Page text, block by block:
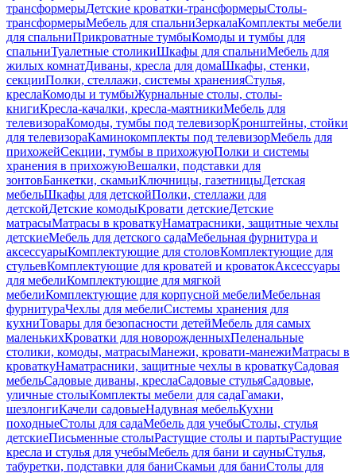
трансформерыДетские кроватки-трансформерыСтолы-
трансформерыМебель для спальниЗеркалаКомплекты мебели
для спальниПрикроватные тумбыКомоды и тумбы для
спальниТуалетные столикиШкафы для спальниМебель для
жилых комнатДиваны, кресла для домаШкафы, стенки,
секцииПолки, стеллажи, системы храненияСтулья,
креслаКомоды и тумбыЖурнальные столы, столы-
книгиКресла-качалки, кресла-маятникиМебель для
телевизораКомоды, тумбы под телевизорКронштейны, стойки
для телевизораКаминокомплекты под телевизорМебель для
прихожейСекции, тумбы в прихожуюПолки и системы
хранения в прихожуюВешалки, подставки для
зонтовБанкетки, скамьиКлючницы, газетницыДетская
мебельШкафы для детскойПолки, стеллажи для
детскойДетские комодыКровати детскиеДетские
матрасыМатрасы в кроваткуНаматрасники, защитные чехлы
детскиеМебель для детского садаМебельная фурнитура и
аксессуарыКомплектующие для столовКомплектующие для
стульевКомплектующие для кроватей и кроватокАксессуары
для мебелиКомплектующие для мягкой
мебелиКомплектующие для корпусной мебелиМебельная
фурнитураЧехлы для мебелиСистемы хранения для
кухниТовары для безопасности детейМебель для самых
маленькихКроватки для новорожденныхПеленальные
столики, комоды, матрасыМанежи, кровати-манежиМатрасы в
кроваткуНаматрасники, защитные чехлы в кроваткуСадовая
мебельСадовые диваны, креслаСадовые стульяСадовые,
уличные столыКомплекты мебели для садаГамаки,
шезлонгиКачели садовыеНадувная мебельКухни
походныеСтолы для садаМебель для учебыСтолы, стулья
детскиеПисьменные столыРастущие столы и партыРастущие
кресла и стулья для учебыМебель для бани и сауныСтулья,
табуретки, подставки для баниСкамьи для баниСтолы для